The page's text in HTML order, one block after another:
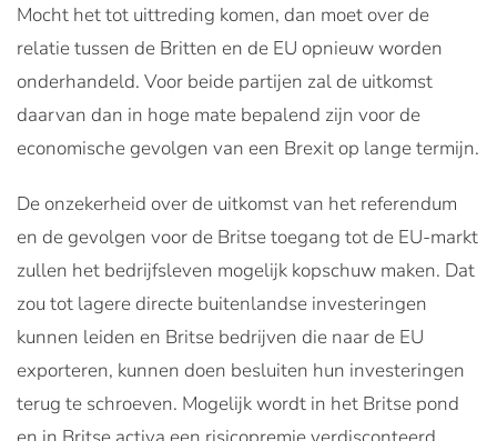
Mocht het tot uittreding komen, dan moet over de
relatie tussen de Britten en de EU opnieuw worden
onderhandeld. Voor beide partijen zal de uitkomst
daarvan dan in hoge mate bepalend zijn voor de
economische gevolgen van een Brexit op lange termijn.
De onzekerheid over de uitkomst van het referendum
en de gevolgen voor de Britse toegang tot de EU-markt
zullen het bedrijfsleven mogelijk kopschuw maken. Dat
zou tot lagere directe buitenlandse investeringen
kunnen leiden en Britse bedrijven die naar de EU
exporteren, kunnen doen besluiten hun investeringen
terug te schroeven. Mogelijk wordt in het Britse pond